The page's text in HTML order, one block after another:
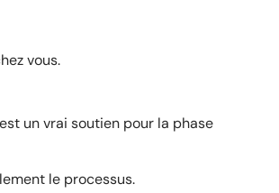
vous.
un vrai soutien pour la phase
le processus.